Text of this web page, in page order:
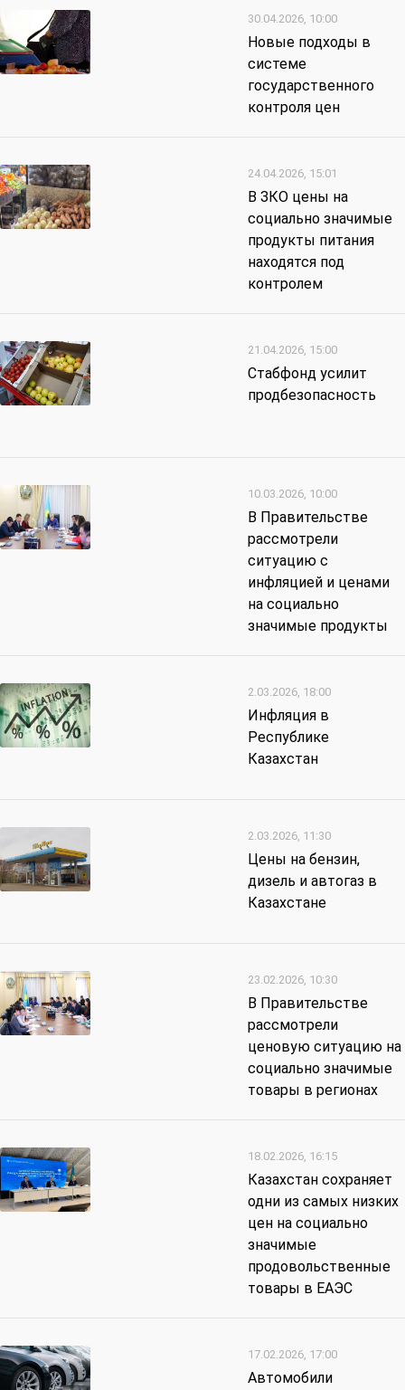
30.04.2026, 10:00
Новые подходы в
системе
государственного
контроля цен
24.04.2026, 15:01
В ЗКО цены на
социально значимые
продукты питания
находятся под
контролем
21.04.2026, 15:00
Стабфонд усилит
продбезопасность
10.03.2026, 10:00
В Правительстве
рассмотрели
ситуацию с
инфляцией и ценами
на социально
значимые продукты
2.03.2026, 18:00
Инфляция в
Республике
Казахстан
2.03.2026, 11:30
Цены на бензин,
дизель и автогаз в
Казахстане
23.02.2026, 10:30
В Правительстве
рассмотрели
ценовую ситуацию на
социально значимые
товары в регионах
18.02.2026, 16:15
Казахстан сохраняет
одни из самых низких
цен на социально
значимые
продовольственные
товары в ЕАЭС
17.02.2026, 17:00
Автомобили